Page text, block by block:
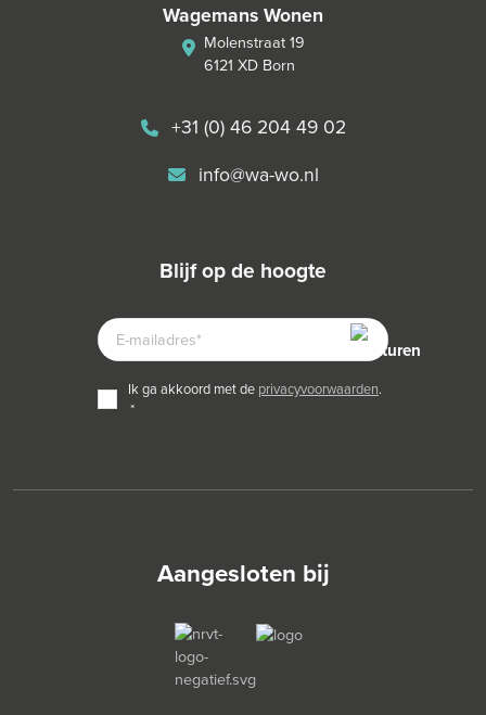
Wagemans Wonen
Molenstraat 19
6121 XD Born
+31 (0) 46 204 49 02
info@wa-wo.nl
blijf op de hoogte
E-
MAILADRES
TOESTEMMING
*
ik ga akkoord met de privacyvoorwaarden.
*
Aangesloten bij